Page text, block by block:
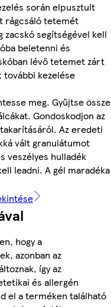
során elpusztult
rágcsáló tetemét
segítségével kell
beletenni és
lévő tetemet zárt
további kezelése
meg. Gyűjtse össze
Gondoskodjon az
Az eredeti
vált granulátumot
veszélyes hulladék
leadni. A gél maradéka
hogy a
azonban az
így az
és allergén
el a terméken található